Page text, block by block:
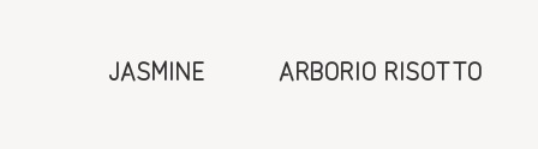
JASMINE ARBORIO RISOTTO